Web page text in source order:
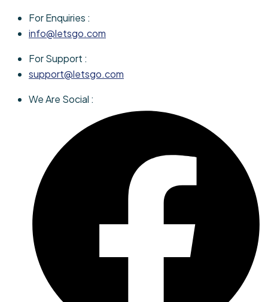
For Enquiries :
info@letsgo.com
For Support :
support@letsgo.com
We Are Social :